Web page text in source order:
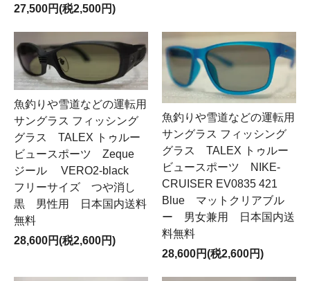
27,500円(税2,500円)
魚釣りや雪道などの運転用
サングラス フィッシング
グラス TALEX トゥルー
ビュースポーツ Zeque
ジール VERO2-black
フリーサイズ つや消し
黒 男性用 日本国内送料
無料
28,600円(税2,600円)
魚釣りや雪道などの運転用
サングラス フィッシング
グラス TALEX トゥルー
ビュースポーツ NIKE-
CRUISER EV0835 421
Blue マットクリアブル
ー 男女兼用 日本国内送
料無料
28,600円(税2,600円)